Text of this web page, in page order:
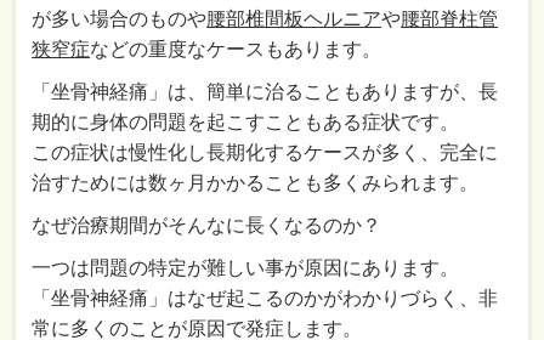
が多い場合のものや腰部椎間板ヘルニアや腰部脊柱管
狭窄症などの重度なケースもあります。
「坐骨神経痛」は、簡単に治ることもありますが、長
期的に身体の問題を起こすこともある症状です。
この症状は慢性化し長期化するケースが多く、完全に
治すためには数ヶ月かかることも多くみられます。
なぜ治療期間がそんなに長くなるのか？
一つは問題の特定が難しい事が原因にあります。
「坐骨神経痛」はなぜ起こるのかがわかりづらく、非
常に多くのことが原因で発症します。